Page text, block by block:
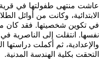
عاشت منتهى طفولتها في
الابتدائية، وكانت من أوائل
في تكوين شخصيتها. فقد كان
نفسها. انتقلت إلى الناصرية
والإعدادية، ثم أكملت
التحقت بكلية الهندسة المدنية.